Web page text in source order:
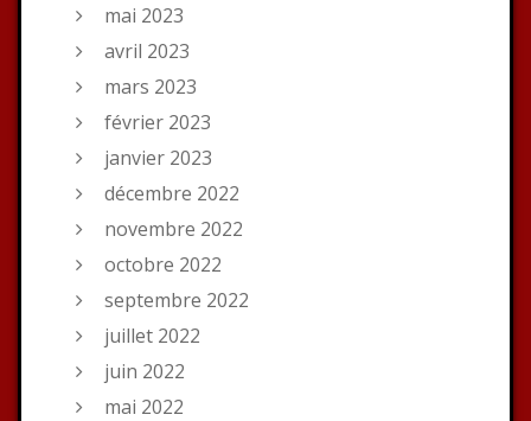
mai 2023
avril 2023
mars 2023
février 2023
janvier 2023
décembre 2022
novembre 2022
octobre 2022
septembre 2022
juillet 2022
juin 2022
mai 2022